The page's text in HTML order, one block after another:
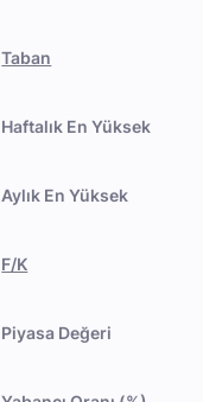
Taban
Haftalık En Yüksek
Aylık En Yüksek
F/K
Piyasa Değeri